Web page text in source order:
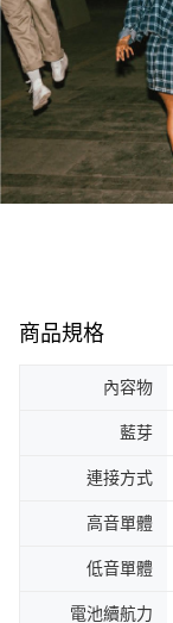
商品規格
內容物
藍芽
連接方式
高音單體
低音單體
電池續航力